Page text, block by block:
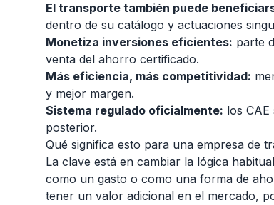
El transporte también puede
dentro de su catálogo y actuaciones
Monetiza inversiones eficientes: parte
venta del ahorro certificado.
Más eficiencia, más competitividad:
y mejor margen.
Sistema regulado oficialmente: los
posterior.
Qué significa esto para una empresa de
La clave está en cambiar la lógica
como un gasto o como una forma de
tener un valor adicional en el mercado,